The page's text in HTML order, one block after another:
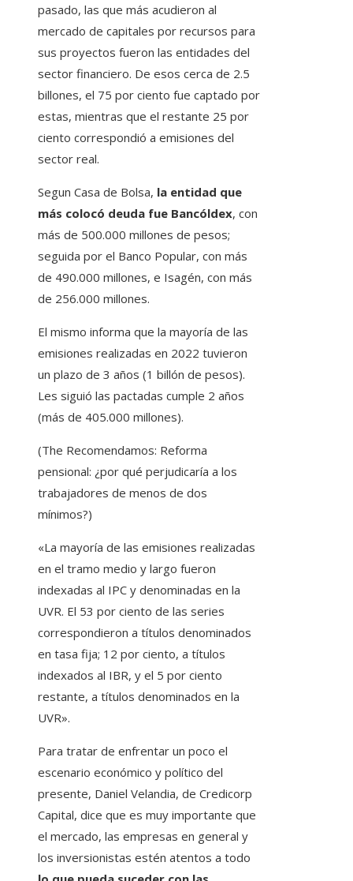
pasado, las que más acudieron al
mercado de capitales por recursos para
sus proyectos fueron las entidades del
sector financiero. De esos cerca de 2.5
billones, el 75 por ciento fue captado por
estas, mientras que el restante 25 por
ciento correspondió a emisiones del
sector real.
Segun Casa de Bolsa, la entidad que
más colocó deuda fue Bancóldex, con
más de 500.000 millones de pesos;
seguida por el Banco Popular, con más
de 490.000 millones, e Isagén, con más
de 256.000 millones.
El mismo informa que la mayoría de las
emisiones realizadas en 2022 tuvieron
un plazo de 3 años (1 billón de pesos).
Les siguió las pactadas cumple 2 años
(más de 405.000 millones).
(The Recomendamos: Reforma
pensional: ¿por qué perjudicaría a los
trabajadores de menos de dos
mínimos?)
«La mayoría de las emisiones realizadas
en el tramo medio y largo fueron
indexadas al IPC y denominadas en la
UVR. El 53 por ciento de las series
correspondieron a títulos denominados
en tasa fija; 12 por ciento, a títulos
indexados al IBR, y el 5 por ciento
restante, a títulos denominados en la
UVR».
Para tratar de enfrentar un poco el
escenario económico y político del
presente, Daniel Velandia, de Credicorp
Capital, dice que es muy importante que
el mercado, las empresas en general y
los inversionistas estén atentos a todo